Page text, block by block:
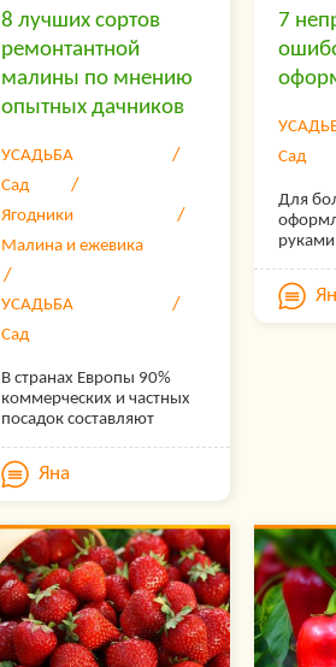
8 лучших сортов
ремонтантной
малины по мнению
опытных дачников
УСАДЬБА
Сад
Ягодники
Малина и ежевика
УСАДЬБА
Сад
В странах Европы 90%
коммерческих и частных
посадок составляют
малины, которые радуют
урожаями дважды за
сезон – летом и осенью.
Российские дачники тоже
успели оценить все
прелести высаживания
такой разновидности
малиновых саженцев. А
после того, как
селекционеры вывели
Яна
7
Сад
Для
руками